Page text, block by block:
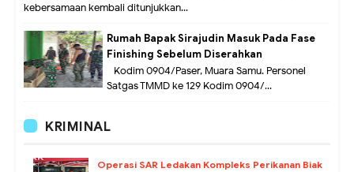
kebersamaan kembali ditunjukkan...
Rumah Bapak Sirajudin Masuk Pada Fase
Finishing Sebelum Diserahkan
Kodim 0904/Paser, Muara Samu. Personel
Satgas TMMD ke 129 Kodim 0904/...
KRIMINAL
Operasi SAR Ledakan Kompleks Perikanan Biak